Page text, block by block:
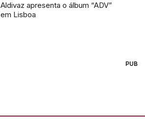
Aldivaz apresenta o álbum “ADV”
em Lisboa
PUB